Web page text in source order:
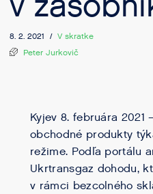
8. 2. 2021 / V skratke
Peter Jurkovič
Kyjev 8. februára
obchodné produkty
režime. Podľa portálu
Ukrtransgaz dohodu,
v rámci bezcolného